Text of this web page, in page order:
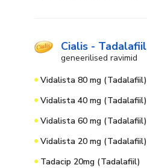
Cialis - Tadalafiil
geneerilised ravimid
Vidalista 80 mg (Tadalafiil)
Vidalista 40 mg (Tadalafiil)
Vidalista 60 mg (Tadalafiil)
Vidalista 20 mg (Tadalafiil)
Tadacip 20mg (Tadalafiil)